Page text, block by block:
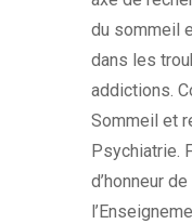
du sommeil
dans les
addictions.
Sommeil et
Psychiatrie.
d’honneur